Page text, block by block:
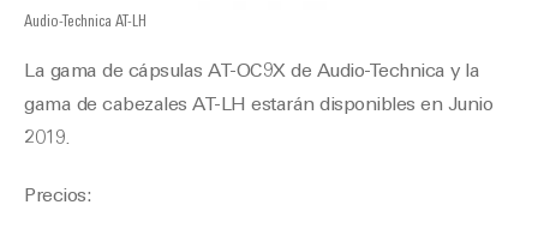
Audio-Technica AT-LH
La gama de cápsulas AT-OC9X de Audio-Technica y la
gama de cabezales AT-LH estarán disponibles en Junio
2019.
Precios: